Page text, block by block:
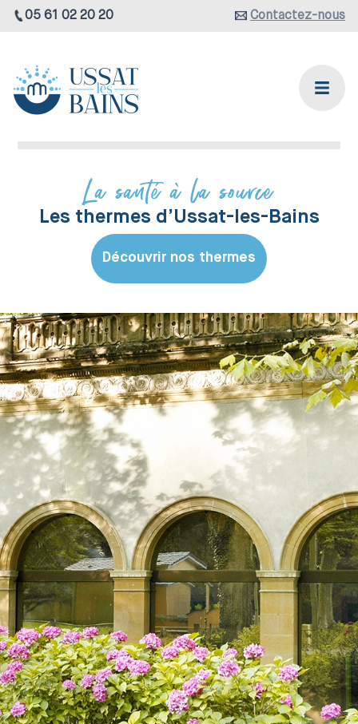
05 61 02 20 20 Contactez-nous
La santé à la source
Les thermes d’Ussat-les-Bains
Découvrir nos thermes